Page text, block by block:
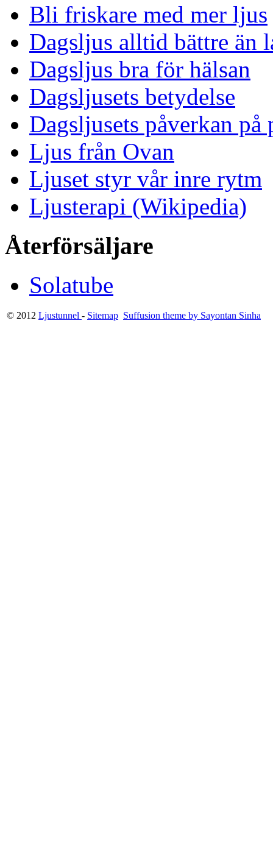
Bli friskare med mer ljus
Dagsljus alltid bättre än
Dagsljus bra för hälsan
Dagsljusets betydelse
Dagsljusets påverkan på
Ljus från Ovan
Ljuset styr vår inre rytm
Ljusterapi (Wikipedia)
Återförsäljare
Solatube
© 2012 Ljustunnel - Sitemap Suffusion theme by Sayontan Sinha